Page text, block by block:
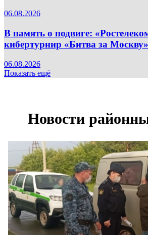
06.08.2026
В память о подвиге:
кибертурнир «Битва за Москву»
06.08.2026
Показать ещё